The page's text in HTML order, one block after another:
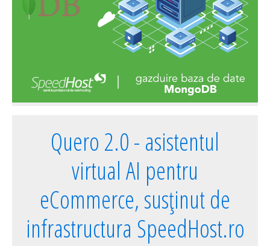
Quero 2.0 - asistentul
virtual AI pentru
eCommerce, susținut de
infrastructura SpeedHost.ro